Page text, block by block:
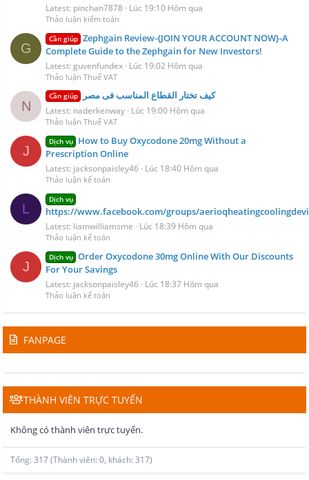
Latest: pinchan7878 Lúc 19:10 Hôm qua
Thảo luận kiểm toán
G
Cần giúp Zephgain Review-{JOIN YOUR ACCOUNT NOW}-A
Complete Guide to the Zephgain for New Investors!
Latest: guvenfundex Lúc 19:02 Hôm qua
Thảo luận Thuế VAT
N
Cần giúp كيف تختار القطاع المناسب فى مصر
Latest: naderkenway Lúc 19:00 Hôm qua
Thảo luận Thuế VAT
J
Dịch vụ How to Buy Oxycodone 20mg Without a
Prescription Online
Latest: jacksonpaisley46 Lúc 18:40 Hôm qua
Thảo luận kế toán
L
Dịch vụ
https://www.facebook.com/groups/
Latest: liamwilliamsme Lúc 18:39 Hôm qua
Thảo luận kế toán
J
Dịch vụ Order Oxycodone 30mg Online With Our Discounts
For Your Savings
Latest: jacksonpaisley46 Lúc 18:37 Hôm qua
Thảo luận kế toán
FANPAGE
THÀNH VIÊN TRỰC TUYẾN
Không có thành viên trực tuyến.
Tổng: 317 (Thành viên: 0, khách: 317)